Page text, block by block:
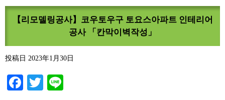
【리모델링공사】코우토우구 토요스아파트 인테리어
공사 「칸막이벽작성」
投稿日 2023年1月30日
Facebook
Twitter